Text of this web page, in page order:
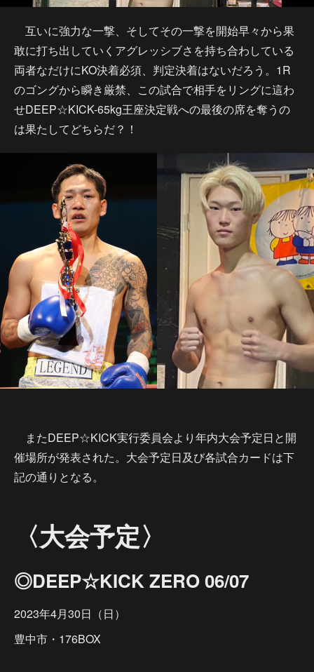
互いに強力な一撃、そしてその一撃を開始早々から果
敢に打ち出していくアグレッシブさを持ち合わしている
両者なだけにKO決着必須、判定決着はないだろう。1R
のゴングから瞬き厳禁、この試合で相手をリングに這わ
せDEEP☆KICK-65kg王座決定戦への最後の席を奪うの
は果たしてどちらだ？！
またDEEP☆KICK実行委員会より年内大会予定日と開
催場所が発表された。大会予定日及び各試合カードは下
記の通りとなる。
〈大会予定〉
◎DEEP☆KICK ZERO 06/07
2023年4月30日（日）
豊中市・176BOX